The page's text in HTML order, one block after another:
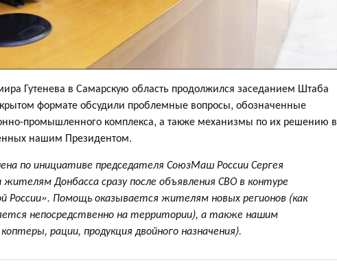
Гутенева в Самарскую область продолжился заседанием Штаба
формате обсудили проблемные вопросы, обозначенные
промышленного комплекса, а также механизмы по их решению в
нашим Президентом.
по инициативе председателя СоюзМаш России Сергея
Донбасса сразу после объявления СВО в контуре
России». Помощь оказывается жителям новых регионов (как
непосредственно на территории), а также нашим
рации, продукция двойного назначения).